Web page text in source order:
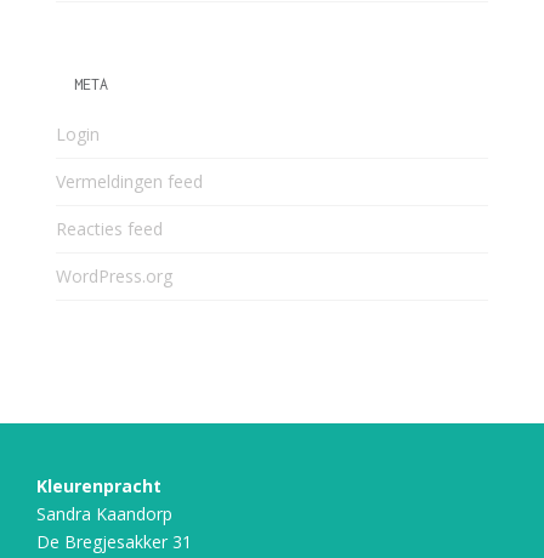
META
Login
Vermeldingen feed
Reacties feed
WordPress.org
Kleurenpracht
Sandra Kaandorp
De Bregjesakker 31